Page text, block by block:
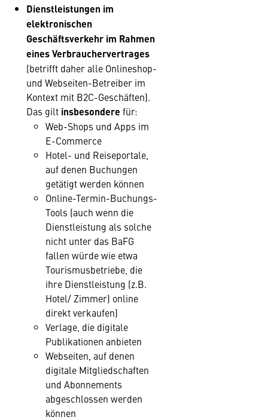
Dienstleistungen im
elektronischen
Geschäftsverkehr im Rahmen
eines Verbrauchervertrages
(betrifft daher alle Onlineshop-
und Webseiten-Betreiber im
Kontext mit B2C-Geschäften).
Das gilt insbesondere für:
Web-Shops und Apps im
E-Commerce
Hotel- und Reiseportale,
auf denen Buchungen
getätigt werden können
Online-Termin-Buchungs-
Tools (auch wenn die
Dienstleistung als solche
nicht unter das BaFG
fallen würde wie etwa
Tourismusbetriebe, die
ihre Dienstleistung (z.B.
Hotel/ Zimmer) online
direkt verkaufen)
Verlage, die digitale
Publikationen anbieten
Webseiten, auf denen
digitale Mitgliedschaften
und Abonnements
abgeschlossen werden
können